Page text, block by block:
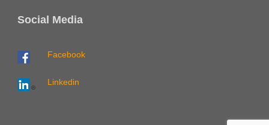
Social Media
Facebook
Linkedin